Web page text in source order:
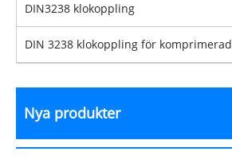
DIN3238 klokoppling
DIN 3238 klokoppling för komprimerad
Nya produkter